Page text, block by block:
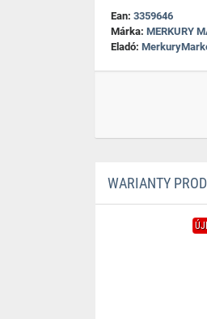
Ean: 3359646
Márka: MERKURY
Eladó:
WARIANTY